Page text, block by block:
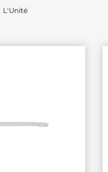
L'Unité